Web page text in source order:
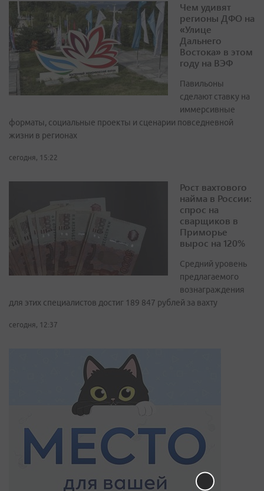
Чем удивят
регионы ДФО на
«Улице
Дальнего
Востока» в этом
году на ВЭФ
Павильоны
сделают ставку на
иммерсивные
форматы, социальные проекты и сценарии повседневной
жизни в регионах
сегодня, 15:22
Рост вахтового
найма в России:
спрос на
сварщиков в
Приморье
вырос на 120%
Средний уровень
предлагаемого
вознаграждения
для этих специалистов достиг 189 847 рублей за вахту
сегодня, 12:37